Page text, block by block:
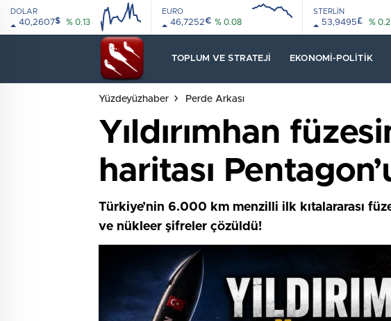
DOLAR
40,2607$ % 0.13
08:00 12:00
EURO
46,7252€ % 0.08
STERLİN
53,9495£ %
TOPLUM VE STRATEJI EKONOMI-POLITIK
Yüzdeyüzhaber Perde Arkası
Yıldırımhan
haritası
Türkiye’nin 6.000 km menzilli ilk kıtalararası
ve nükleer şifreler çözüldü!